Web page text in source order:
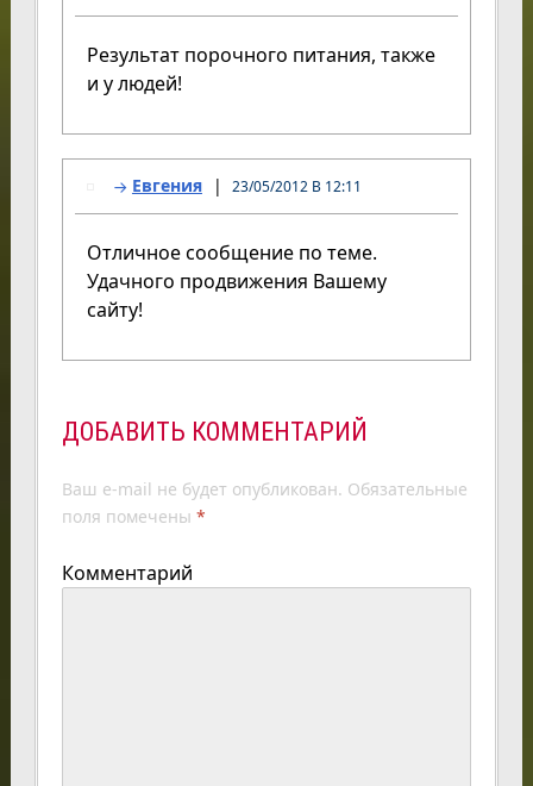
Результат порочного питания, также
и у людей!
Евгения 23/05/2012 В 12:11
Отличное сообщение по теме.
Удачного продвижения Вашему
сайту!
ДОБАВИТЬ КОММЕНТАРИЙ
Ваш e-mail не будет опубликован. Обязательные
поля помечены *
Комментарий